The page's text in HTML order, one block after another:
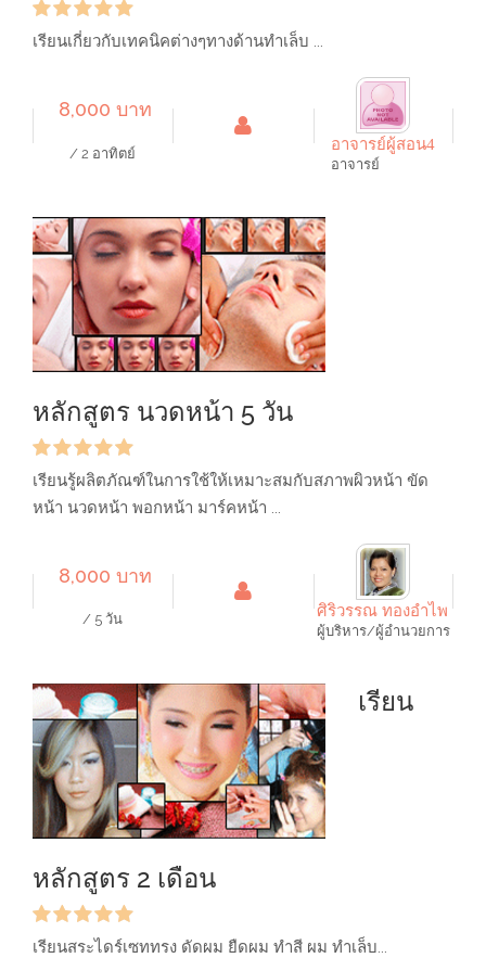
เรียนเกี่ยวกับเทคนิคต่างๆทางด้านทำเล็บ ...
8,000 บาท
/ 2 อาทิตย์ อาจารย์ผู้สอน4
อาจารย์
หลักสูตร นวดหน้า 5 วัน
เรียนรู้ผลิตภัณฑ์ในการใช้ให้เหมาะสมกับสภาพผิวหน้า ขัด
หน้า นวดหน้า พอกหน้า มาร์คหน้า ...
8,000 บาท
/ 5 วัน ศิริวรรณ ทองอำไพ
ผู้บริหาร/ผู้อำนวยการ
เรียน
หลักสูตร 2 เดือน
เรียนสระไดร์เซททรง ดัดผม ยืดผม ทำสี ผม ทำเล็บ...